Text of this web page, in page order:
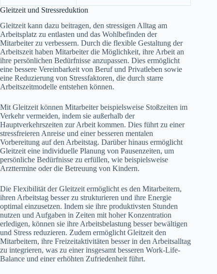
Gleitzeit und Stressreduktion
Gleitzeit kann dazu beitragen, den stressigen Alltag am
Arbeitsplatz zu entlasten und das Wohlbefinden der
Mitarbeiter zu verbessern. Durch die flexible Gestaltung der
Arbeitszeit haben Mitarbeiter die Möglichkeit, ihre Arbeit an
ihre persönlichen Bedürfnisse anzupassen. Dies ermöglicht
eine bessere Vereinbarkeit von Beruf und Privatleben sowie
eine Reduzierung von Stressfaktoren, die durch starre
Arbeitszeitmodelle entstehen können.
Mit Gleitzeit können Mitarbeiter beispielsweise Stoßzeiten im
Verkehr vermeiden, indem sie außerhalb der
Hauptverkehrszeiten zur Arbeit kommen. Dies führt zu einer
stressfreieren Anreise und einer besseren mentalen
Vorbereitung auf den Arbeitstag. Darüber hinaus ermöglicht
Gleitzeit eine individuelle Planung von Pausenzeiten, um
persönliche Bedürfnisse zu erfüllen, wie beispielsweise
Arzttermine oder die Betreuung von Kindern.
Die Flexibilität der Gleitzeit ermöglicht es den Mitarbeitern,
ihren Arbeitstag besser zu strukturieren und ihre Energie
optimal einzusetzen. Indem sie ihre produktivsten Stunden
nutzen und Aufgaben in Zeiten mit hoher Konzentration
erledigen, können sie ihre Arbeitsbelastung besser bewältigen
und Stress reduzieren. Zudem ermöglicht Gleitzeit den
Mitarbeitern, ihre Freizeitaktivitäten besser in den Arbeitsalltag
zu integrieren, was zu einer insgesamt besseren Work-Life-
Balance und einer erhöhten Zufriedenheit führt.